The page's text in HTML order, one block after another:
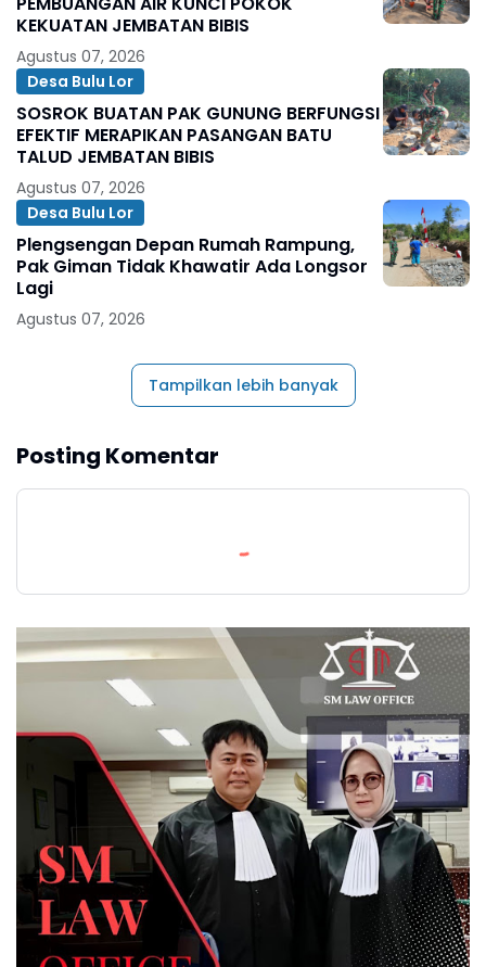
KEKUATAN JEMBATAN BIBIS
Agustus 07, 2026
Desa Bulu Lor
SOSROK BUATAN PAK GUNUNG BERFUNGSI
EFEKTIF MERAPIKAN PASANGAN BATU
TALUD JEMBATAN BIBIS
Agustus 07, 2026
Desa Bulu Lor
Plengsengan Depan Rumah Rampung,
Pak Giman Tidak Khawatir Ada Longsor
Lagi
Agustus 07, 2026
Tampilkan lebih banyak
Posting Komentar